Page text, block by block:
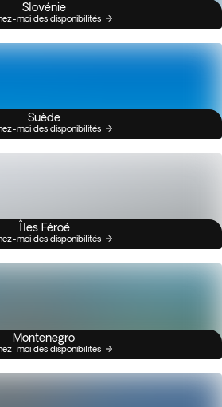
Slovénie
moi des disponibilités
Suède
moi des disponibilités
Îles Féroé
moi des disponibilités
Montenegro
moi des disponibilités